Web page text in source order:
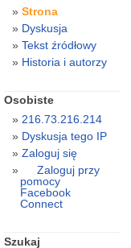
Strona
Dyskusja
Tekst źródłowy
Historia i autorzy
Osobiste
216.73.216.214
Dyskusja tego IP
Zaloguj się
Zaloguj przy
pomocy
Facebook
Connect
Szukaj